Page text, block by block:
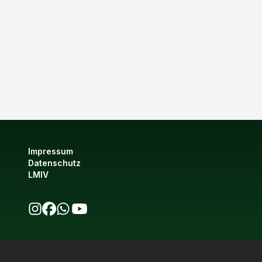
Impressum
Datenschutz
LMIV